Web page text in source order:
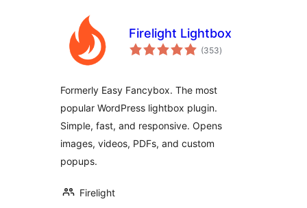
Firelight Lightbox
(353total
de
)
Formerly Easy Fancybox. The most
popular WordPress lightbox plugin.
Simple, fast, and responsive. Opens
images, videos, PDFs, and custom
popups.
Firelight